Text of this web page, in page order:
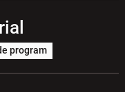
program